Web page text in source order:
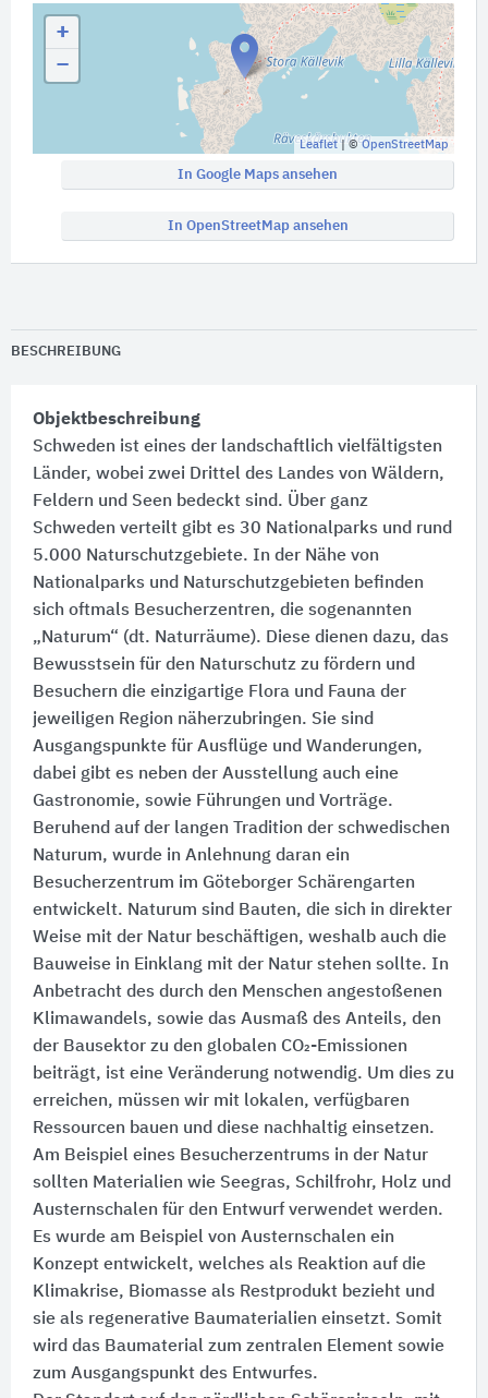
+
−
Leaflet| ©OpenStreetMap
In Google Maps ansehen
In OpenStreetMap ansehen
BESCHREIBUNG
Objektbeschreibung
Schweden ist eines der landschaftlich vielfältigsten
Länder, wobei zwei Drittel des Landes von Wäldern,
Feldern und Seen bedeckt sind. Über ganz
Schweden verteilt gibt es 30 Nationalparks und rund
5.000 Naturschutzgebiete. In der Nähe von
Nationalparks und Naturschutzgebieten befinden
sich oftmals Besucherzentren, die sogenannten
„Naturum“ (dt. Naturräume). Diese dienen dazu, das
Bewusstsein für den Naturschutz zu fördern und
Besuchern die einzigartige Flora und Fauna der
jeweiligen Region näherzubringen. Sie sind
Ausgangspunkte für Ausflüge und Wanderungen,
dabei gibt es neben der Ausstellung auch eine
Gastronomie, sowie Führungen und Vorträge.
Beruhend auf der langen Tradition der schwedischen
Naturum, wurde in Anlehnung daran ein
Besucherzentrum im Göteborger Schärengarten
entwickelt. Naturum sind Bauten, die sich in direkter
Weise mit der Natur beschäftigen, weshalb auch die
Bauweise in Einklang mit der Natur stehen sollte. In
Anbetracht des durch den Menschen angestoßenen
Klimawandels, sowie das Ausmaß des Anteils, den
der Bausektor zu den globalen CO₂-Emissionen
beiträgt, ist eine Veränderung notwendig. Um dies zu
erreichen, müssen wir mit lokalen, verfügbaren
Ressourcen bauen und diese nachhaltig einsetzen.
Am Beispiel eines Besucherzentrums in der Natur
sollten Materialien wie Seegras, Schilfrohr, Holz und
Austernschalen für den Entwurf verwendet werden.
Es wurde am Beispiel von Austernschalen ein
Konzept entwickelt, welches als Reaktion auf die
Klimakrise, Biomasse als Restprodukt bezieht und
sie als regenerative Baumaterialien einsetzt. Somit
wird das Baumaterial zum zentralen Element sowie
zum Ausgangspunkt des Entwurfes.